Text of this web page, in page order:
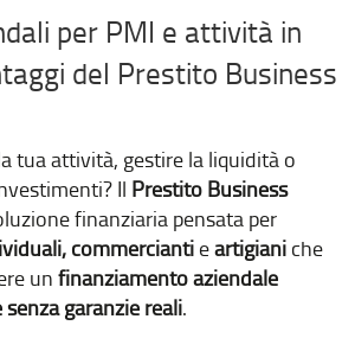
per PMI e attività in
del Prestito Business
tua attività, gestire la liquidità o
Il Prestito Business
finanziaria pensata per
commercianti eartigiani che
un finanziamento aziendale
garanzie reali.